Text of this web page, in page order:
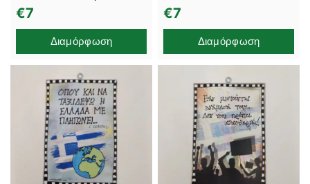
€7
Διαμόρφωση
€7
Διαμόρφωση